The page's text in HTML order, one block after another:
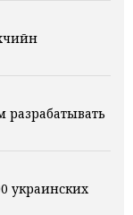
разрабатывать
украинских